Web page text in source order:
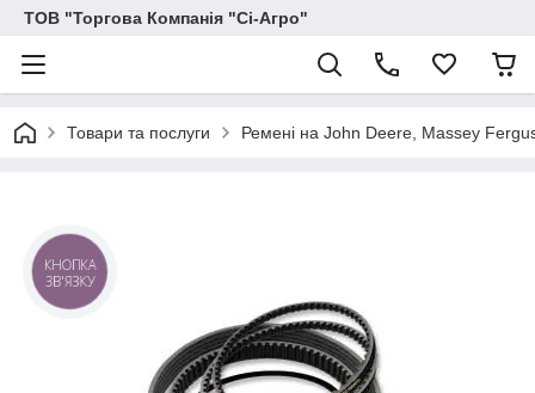
ТОВ "Торгова Компанія "Сі-Агро"
Товари та послуги Ремені на John Deere, Massey
КНОПКА
ЗВ'ЯЗКУ